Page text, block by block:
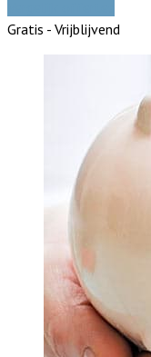
Gratis - Vrijblijvend